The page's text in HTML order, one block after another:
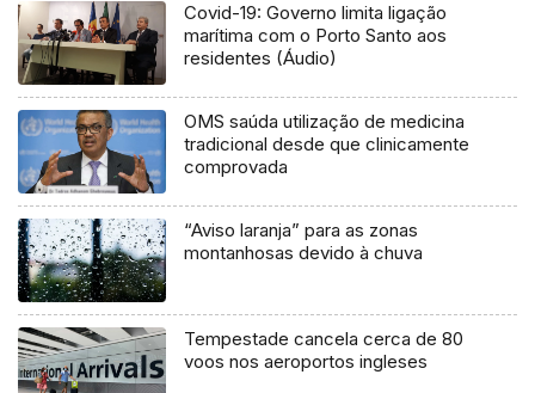
Covid-19: Governo limita ligação
marítima com o Porto Santo aos
residentes (Áudio)
OMS saúda utilização de medicina
tradicional desde que clinicamente
comprovada
“Aviso laranja” para as zonas
montanhosas devido à chuva
Tempestade cancela cerca de 80
voos nos aeroportos ingleses